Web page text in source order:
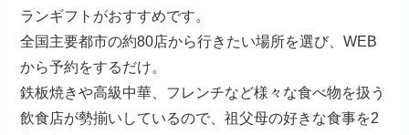
ランギフトがおすすめです。
全国主要都市の約80店から行きたい場所を選び、WEB
から予約をするだけ。
鉄板焼きや高級中華、フレンチなど様々な食べ物を扱う
飲食店が勢揃いしているので、祖父母の好きな食事を2